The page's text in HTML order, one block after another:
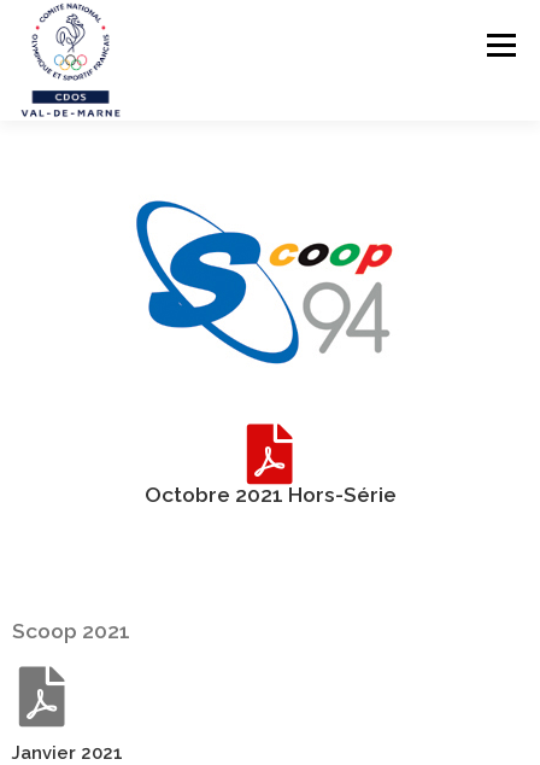
Menu
PREVENTION DES VIOLENCES
STRUCTUREZ-VOUS !
LE RÉSEAU SPORTIF 94
Octobre 2021 Hors-Série
Scoop 2021
Janvier 2021